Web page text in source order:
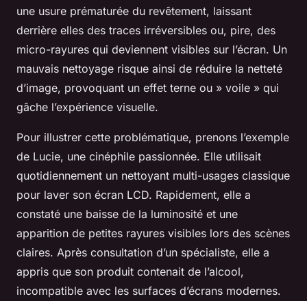
une usure prématurée du revêtement, laissant
derrière elles des traces irréversibles ou, pire, des
micro-rayures qui deviennent visibles sur l’écran. Un
mauvais nettoyage risque ainsi de réduire la netteté
d’image, provoquant un effet terne ou » voile » qui
gâche l’expérience visuelle.
Pour illustrer cette problématique, prenons l’exemple
de Lucie, une cinéphile passionnée. Elle utilisait
quotidiennement un nettoyant multi-usages classique
pour laver son écran LCD. Rapidement, elle a
constaté une baisse de la luminosité et une
apparition de petites rayures visibles lors des scènes
claires. Après consultation d’un spécialiste, elle a
appris que son produit contenait de l’alcool,
incompatible avec les surfaces d’écrans modernes.